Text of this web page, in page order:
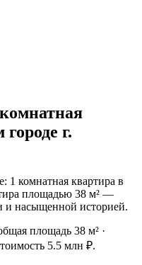
г.
1 комнатная квартира в
площадью 38 м² —
и насыщенной историей.
площадь 38 м² ·
5.5 млн ₽.